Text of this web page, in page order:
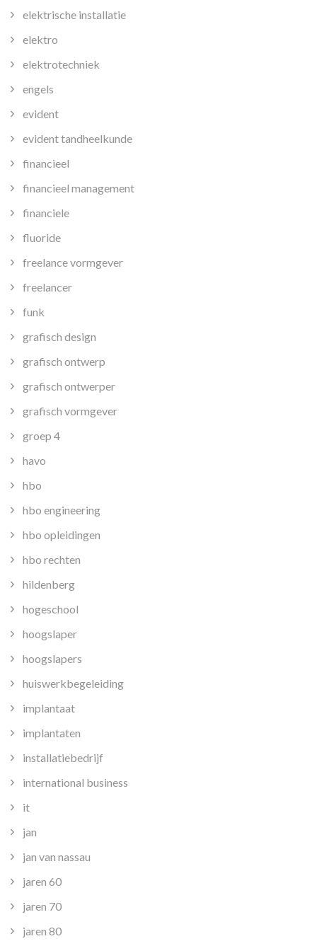
elektrische installatie
elektro
elektrotechniek
engels
evident
evident tandheelkunde
financieel
financieel management
financiele
fluoride
freelance vormgever
freelancer
funk
grafisch design
grafisch ontwerp
grafisch ontwerper
grafisch vormgever
groep 4
havo
hbo
hbo engineering
hbo opleidingen
hbo rechten
hildenberg
hogeschool
hoogslaper
hoogslapers
huiswerkbegeleiding
implantaat
implantaten
installatiebedrijf
international business
it
jan
jan van nassau
jaren 60
jaren 70
jaren 80